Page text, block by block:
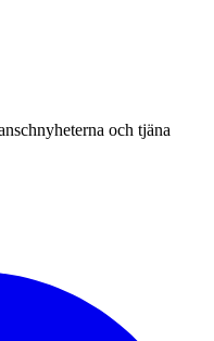
och tjäna